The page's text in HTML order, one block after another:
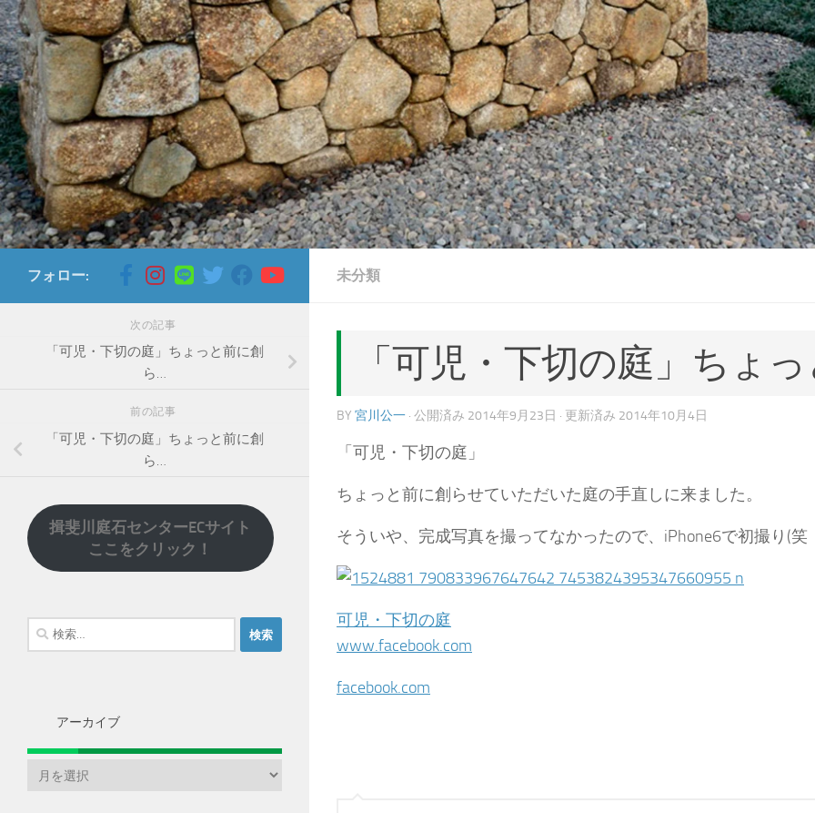
コンテンツへスキップ
未分類
「可児・下切の庭」ちょ
BY 宮川公一 · 公開済み 2014年9月23日 · 更新済み 2014年10月4日
「可児・下切の庭」
ちょっと前に創らせていただいた庭の手直しに来ました。
そういや、完成写真を撮ってなかったので、iPhone6で初撮り(笑
可児・下切の庭
www.facebook.com
facebook.com
フォロー:
次の記事
「可児・下切の庭」ちょっと前に創
ら…
前の記事
「可児・下切の庭」ちょっと前に創
ら…
揖斐川庭石センターECサイト
ここをクリック！
検
索:
アーカイブ